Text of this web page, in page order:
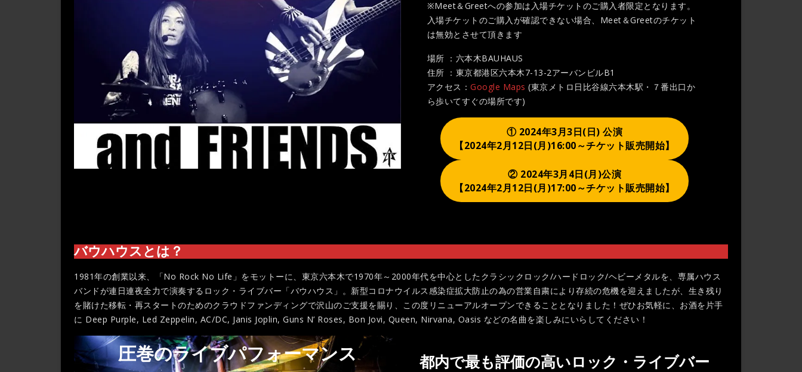
※Meet＆Greetへの参加は入場チケットのご購入者限定となります。
入場チケットのご購入が確認できない場合、Meet＆Greetのチケット
は無効とさせて頂きます
場所 ：六本木BAUHAUS
住所 ：東京都港区六本木7-13-2アーバンビルB1
アクセス：Google Maps (東京メトロ日比谷線六本木駅・７番出口か
ら歩いてすぐの場所です)
① 2024年3月3日(日) 公演
【2024年2月12日(月)16:00～チケット販売開始】
② 2024年3月4日(月)公演
【2024年2月12日(月)17:00～チケット販売開始】
バウハウスとは？
1981年の創業以来、「No Rock No Life」をモットーに、東京六本木で1970年～2000年代を中心としたクラシックロック/ハードロック/ヘビーメタルを、専属ハウス
バンドが連日連夜全力で演奏するロック・ライブバー「バウハウス」。新型コロナウイルス感染症拡大防止の為の営業自粛により存続の危機を迎えましたが、生き残り
を賭けた移転・再スタートのためのクラウドファンディングで沢山のご支援を賜り、この度リニューアルオープンできることとなりました！ぜひお気軽に、お酒を片手
に Deep Purple, Led Zeppelin, AC/DC, Janis Joplin, Guns N’ Roses, Bon Jovi, Queen, Nirvana, Oasis などの名曲を楽しみにいらしてください！
圧巻のライブパフォーマンス 都内で最も評価の高いロック・ライブバー